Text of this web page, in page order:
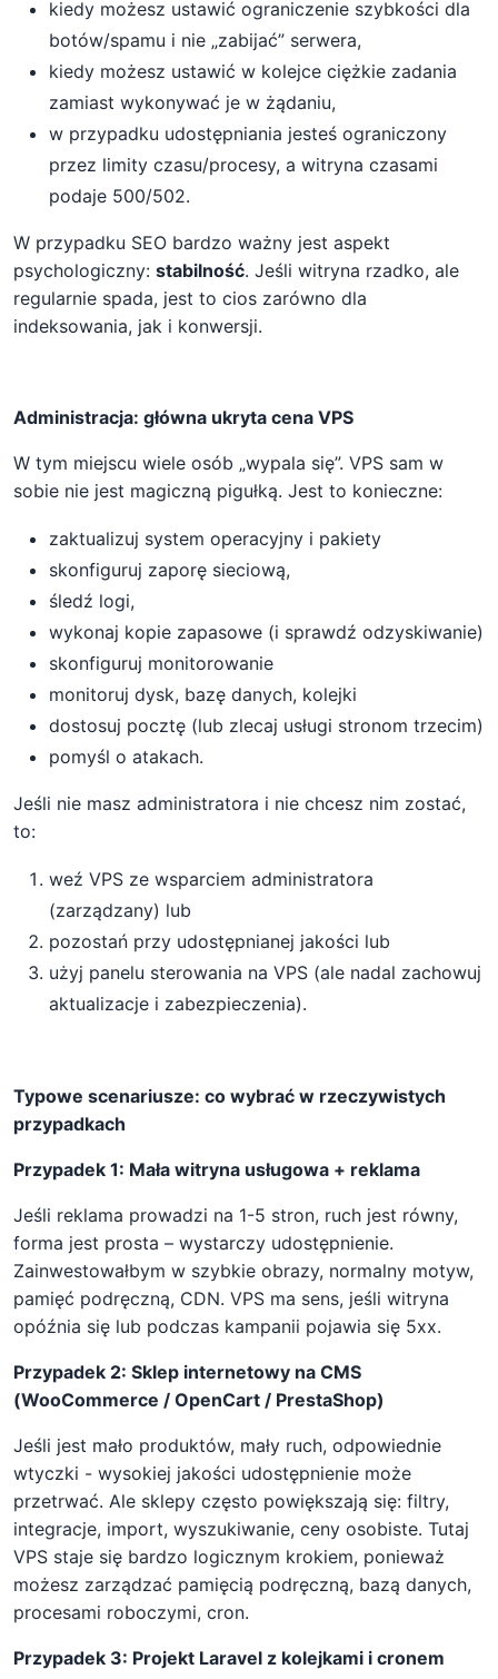
kiedy możesz ustawić ograniczenie szybkości dla
botów/spamu i nie „zabijać” serwera,
kiedy możesz ustawić w kolejce ciężkie zadania
zamiast wykonywać je w żądaniu,
w przypadku udostępniania jesteś ograniczony
przez limity czasu/procesy, a witryna czasami
podaje 500/502.
W przypadku SEO bardzo ważny jest aspekt
psychologiczny: stabilność. Jeśli witryna rzadko, ale
regularnie spada, jest to cios zarówno dla
indeksowania, jak i konwersji.
Administracja: główna ukryta cena VPS
W tym miejscu wiele osób „wypala się”. VPS sam w
sobie nie jest magiczną pigułką. Jest to konieczne:
zaktualizuj system operacyjny i pakiety
skonfiguruj zaporę sieciową,
śledź logi,
wykonaj kopie zapasowe (i sprawdź odzyskiwanie)
skonfiguruj monitorowanie
monitoruj dysk, bazę danych, kolejki
dostosuj pocztę (lub zlecaj usługi stronom trzecim)
pomyśl o atakach.
Jeśli nie masz administratora i nie chcesz nim zostać,
to:
weź VPS ze wsparciem administratora
(zarządzany) lub
pozostań przy udostępnianej jakości lub
użyj panelu sterowania na VPS (ale nadal zachowuj
aktualizacje i zabezpieczenia).
Typowe scenariusze: co wybrać w rzeczywistych
przypadkach
Przypadek 1: Mała witryna usługowa + reklama
Jeśli reklama prowadzi na 1-5 stron, ruch jest równy,
forma jest prosta – wystarczy udostępnienie.
Zainwestowałbym w szybkie obrazy, normalny motyw,
pamięć podręczną, CDN. VPS ma sens, jeśli witryna
opóźnia się lub podczas kampanii pojawia się 5xx.
Przypadek 2: Sklep internetowy na CMS
(WooCommerce / OpenCart / PrestaShop)
Jeśli jest mało produktów, mały ruch, odpowiednie
wtyczki - wysokiej jakości udostępnienie może
przetrwać. Ale sklepy często powiększają się: filtry,
integracje, import, wyszukiwanie, ceny osobiste. Tutaj
VPS staje się bardzo logicznym krokiem, ponieważ
możesz zarządzać pamięcią podręczną, bazą danych,
procesami roboczymi, cron.
Przypadek 3: Projekt Laravel z kolejkami i cronem